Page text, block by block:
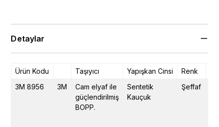
Detaylar
Ürün Kodu Taşıyıcı Yapışkan Cinsi Renk
3M 8956
3M
Cam elyaf ile
güçlendirilmiş
BOPP.
Sentetik
Kauçuk
Şeffaf